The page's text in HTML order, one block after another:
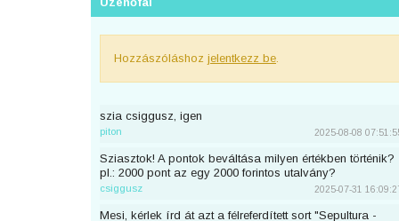
Hozzászóláshoz jelentkezz be
szia csiggusz, igen
piton 2025-08-08
Sziasztok! A pontok beváltása milyen értékben történik?
pl.: 2000 pont az egy 2000 forintos utalvány?
csiggusz 2025-07-31
Mesi, kérlek írd át azt a félreferdített sort "Sepultura -